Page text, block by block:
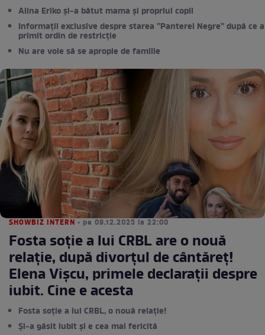
Alina Eriko și-a bătut mama și propriul copil
Informații exclusive despre starea ”Panterei Negre” după ce a
primit ordin de restricție
Nu are voie să se apropie de familie
SHOWBIZ INTERN • pe 09.12.2025 la 22:00
Fosta soție a lui CRBL are o nouă
relație, după divorțul de cântăreț!
Elena Vișcu, primele declarații despre
iubit. Cine e acesta
Fosta soție a lui CRBL, o nouă relație!
Și-a găsit iubit și e cea mai fericită